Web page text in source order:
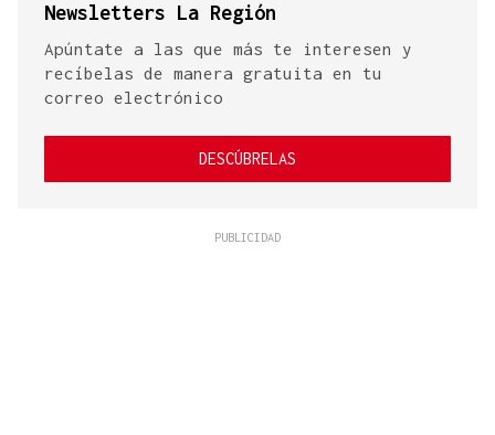
Newsletters La Región
Apúntate a las que más te interesen y
recíbelas de manera gratuita en tu
correo electrónico
DESCÚBRELAS